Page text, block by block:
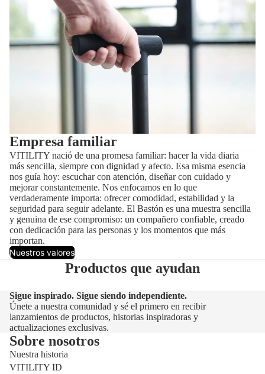
Empresa familiar
VITILITY nació de una promesa familiar: hacer la vida diaria
más sencilla, siempre con dignidad y afecto. Esa misma esencia
nos guía hoy: escuchar con atención, diseñar con cuidado y
mejorar constantemente. Nos enfocamos en lo que
verdaderamente importa: ofrecer comodidad, estabilidad y la
seguridad para seguir adelante. El Bastón es una muestra sencilla
y genuina de ese compromiso: un compañero confiable, creado
con dedicación para las personas y los momentos que más
importan.
Nuestros valores
Productos que ayudan
Sigue inspirado. Sigue siendo independiente.
Únete a nuestra comunidad y sé el primero en recibir
lanzamientos de productos, historias inspiradoras y
actualizaciones exclusivas.
Sobre nosotros
Nuestra historia
VITILITY ID